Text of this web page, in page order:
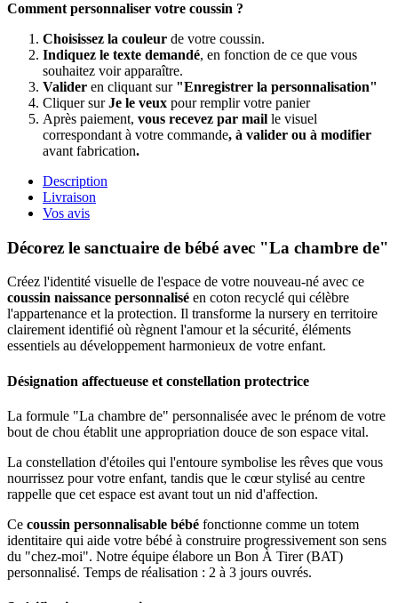
Comment personnaliser votre coussin ?
Choisissez la couleur de votre coussin.
Indiquez le texte demandé, en fonction de ce que vous
souhaitez voir apparaître.
Valider en cliquant sur "Enregistrer la personnalisation"
Cliquer surJe le veux pour remplir votre panier
Après paiement, vous recevez par mail le visuel
correspondant à votre commande, à valider ou à modifier
avant fabrication.
Description
Livraison
Vos avis
Décorez le sanctuaire de bébé avec "La chambre de"
Créez l'identité visuelle de l'espace de votre nouveau-né avec ce
coussin naissance personnalisé en coton recyclé qui célèbre
l'appartenance et la protection. Il transforme la nursery en territoire
clairement identifié où règnent l'amour et la sécurité, éléments
essentiels au développement harmonieux de votre enfant.
Désignation affectueuse et constellation protectrice
La formule "La chambre de" personnalisée avec le prénom de votre
bout de chou établit une appropriation douce de son espace vital.
La constellation d'étoiles qui l'entoure symbolise les rêves que vous
nourrissez pour votre enfant, tandis que le cœur stylisé au centre
rappelle que cet espace est avant tout un nid d'affection.
Ce coussin personnalisable bébé fonctionne comme un totem
identitaire qui aide votre bébé à construire progressivement son sens
du "chez-moi". Notre équipe élabore un Bon À Tirer (BAT)
personnalisé. Temps de réalisation : 2 à 3 jours ouvrés.